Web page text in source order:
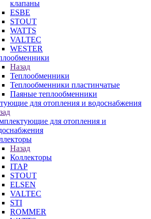
клапаны
ESBE
STOUT
WATTS
VALTEC
WESTER
Назад
Теплообменники
Теплообменники пластинчатые
Паяные теплообменники
для отопления и водоснабжения
для отопления и
Назад
Коллекторы
ITAP
STOUT
ELSEN
VALTEC
STI
ROMMER